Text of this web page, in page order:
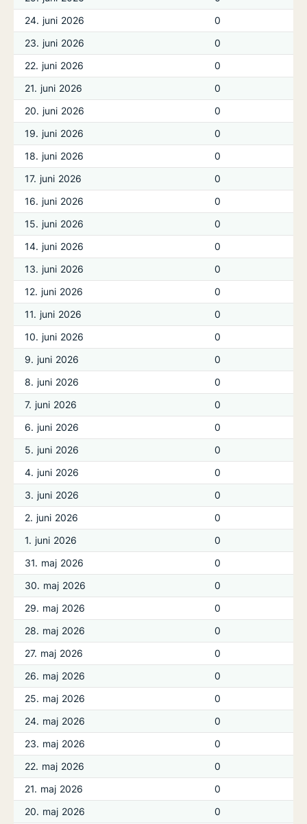
24. juni 2026
0
23. juni 2026
0
22. juni 2026
0
21. juni 2026
0
20. juni 2026
0
19. juni 2026
0
18. juni 2026
0
17. juni 2026
0
16. juni 2026
0
15. juni 2026
0
14. juni 2026
0
13. juni 2026
0
12. juni 2026
0
11. juni 2026
0
10. juni 2026
0
9. juni 2026
0
8. juni 2026
0
7. juni 2026
0
6. juni 2026
0
5. juni 2026
0
4. juni 2026
0
3. juni 2026
0
2. juni 2026
0
1. juni 2026
0
31. maj 2026
0
30. maj 2026
0
29. maj 2026
0
28. maj 2026
0
27. maj 2026
0
26. maj 2026
0
25. maj 2026
0
24. maj 2026
0
23. maj 2026
0
22. maj 2026
0
21. maj 2026
0
20. maj 2026
0